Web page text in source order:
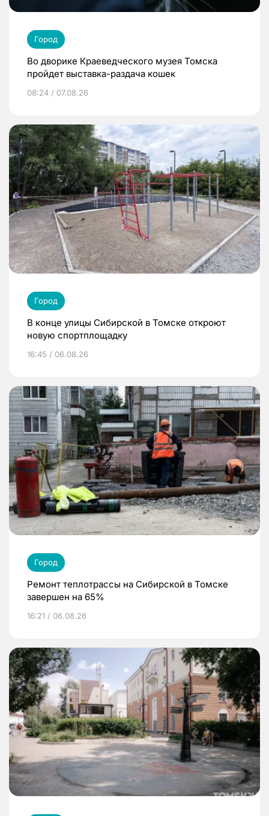
Город
Во дворике Краеведческого музея Томска
пройдет выставка-раздача кошек
08:24 / 07.08.26
Город
В конце улицы Сибирской в Томске откроют
новую спортплощадку
16:45 / 06.08.26
Город
Ремонт теплотрассы на Сибирской в Томске
завершен на 65%
16:21 / 06.08.26